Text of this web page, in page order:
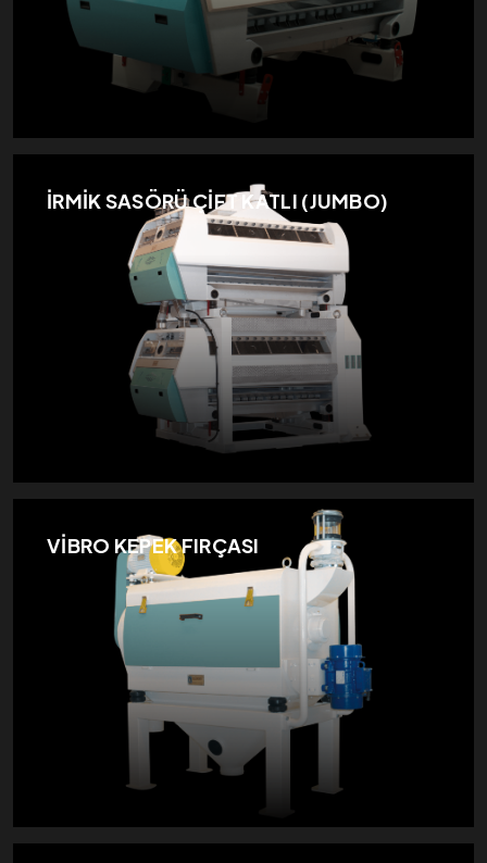
İRMİK SASÖRÜ ÇİFT KATLI (JUMBO)
VİBRO KEPEK FIRÇASI